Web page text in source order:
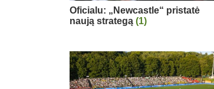
Oficialu: „Newcastle“ pristatė
naują strategą (1)